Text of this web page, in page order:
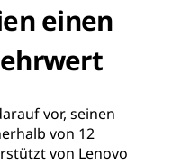
einen
vor, seinen
von 12
von Lenovo